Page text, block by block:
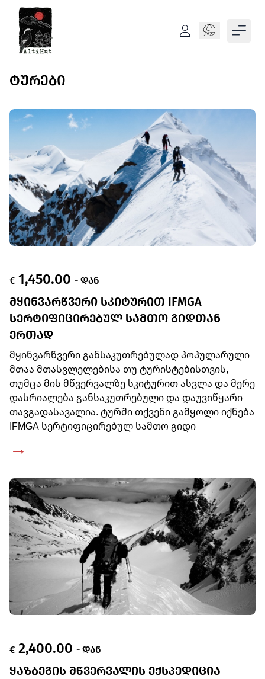
Language
ᲢᲣᲠᲔᲑᲘ
€ 1,450.00 - ᲓᲐᲜ
ᲛᲧᲘᲜᲕᲐᲠᲬᲕᲔᲠᲘ ᲡᲙᲘᲢᲣᲠᲘᲗ IFMGA
ᲡᲔᲠᲢᲘᲤᲘᲪᲘᲠᲔᲑᲣᲚ ᲡᲐᲛᲗᲝ ᲒᲘᲓᲗᲐᲜ
ᲔᲠᲗᲐᲓ
მყინვარწვერი განსაკუთრებულად პოპულარული
მთაა მთასვლელებისა თუ ტურისტებისთვის,
თუმცა მის მწვერვალზე სკიტურით ასვლა და მერე
დასრიალება განსაკუთრებული და დაუვიწყარი
თავგადასავალია. ტურში თქვენი გამყოლი იქნება
IFMGA სერტიფიცირებულ სამთო გიდი
→
€ 2,400.00 - ᲓᲐᲜ
ᲧᲐᲖᲑᲔᲒᲘᲡ ᲛᲬᲕᲔᲠᲕᲐᲚᲘᲡ ᲔᲥᲡᲞᲔᲓᲘᲪᲘᲐ